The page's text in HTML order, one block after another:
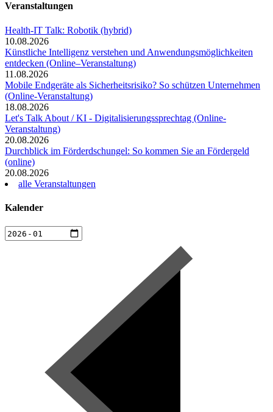
Veranstaltungen
Health-IT Talk: Robotik (hybrid)
10.08.2026
Künstliche Intelligenz verstehen und Anwendungsmöglichkeiten
entdecken (Online–Veranstaltung)
11.08.2026
Mobile Endgeräte als Sicherheitsrisiko? So schützen Unternehmen
(Online-Veranstaltung)
18.08.2026
Let's Talk About / KI - Digitalisierungssprechtag (Online-
Veranstaltung)
20.08.2026
Durchblick im Förderdschungel: So kommen Sie an Fördergeld
(online)
20.08.2026
alle Veranstaltungen
Kalender